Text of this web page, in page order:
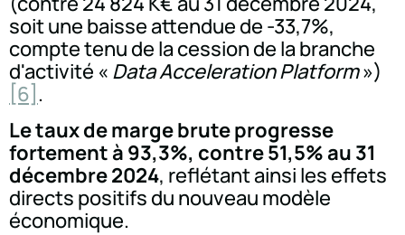
soit une baisse attendue de -33,7%,
compte tenu de la cession de la branche
d'activité « Data Acceleration Platform»)
[6] .
Le taux de marge brute progresse
fortement à 93,3%, contre 51,5% au 31
décembre 2024, reflétant ainsi les effets
directs positifs du nouveau modèle
économique.